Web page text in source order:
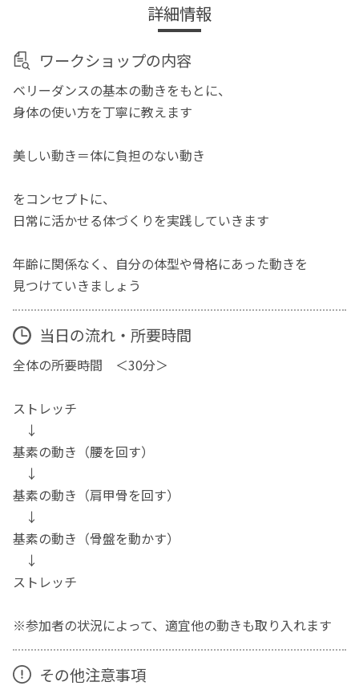
詳細情報
ワークショップの内容
ベリーダンスの基本の動きをもとに、
身体の使い方を丁寧に教えます
美しい動き＝体に負担のない動き
をコンセプトに、
日常に活かせる体づくりを実践していきます
年齢に関係なく、自分の体型や骨格にあった動きを
見つけていきましょう
当日の流れ・所要時間
全体の所要時間 ＜30分＞
ストレッチ
↓
基素の動き（腰を回す）
↓
基素の動き（肩甲骨を回す）
↓
基素の動き（骨盤を動かす）
↓
ストレッチ
※参加者の状況によって、適宜他の動きも取り入れます
その他注意事項